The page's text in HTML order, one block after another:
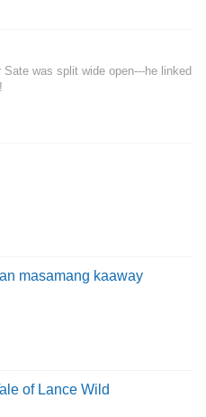
was split wide open---he linked
masamang kaaway
of Lance Wild